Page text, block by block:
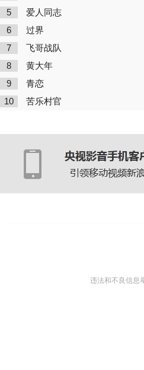
5 爱人同志
6 过界
7 飞哥战队
8 黄大年
9 青恋
10 苦乐村官
违法和不良信息